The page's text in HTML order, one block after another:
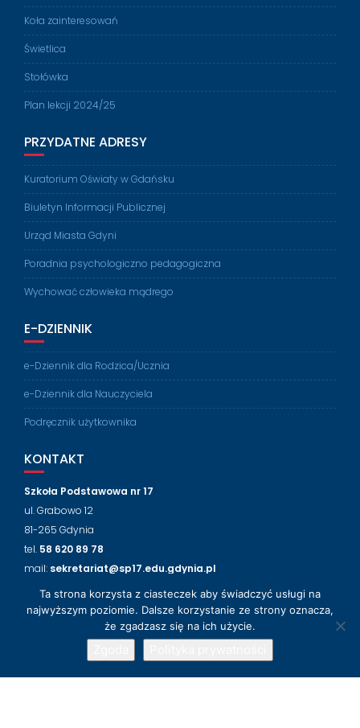
Koła zainteresowań
Świetlica
Stołówka
Plan lekcji 2024/25
PRZYDATNE ADRESY
Kuratorium Oświaty w Gdańsku
Biuletyn Informacji Publicznej
Urząd Miasta Gdyni
Poradnia psychologiczno pedagogiczna
Wychować człowieka mądrego
E-DZIENNIK
e-Dziennik dla Rodzica/Ucznia
e-Dziennik dla Nauczyciela
Podręcznik użytkownika
KONTAKT
Szkoła Podstawowa nr 17
ul. Grabowo 12
81-265 Gdynia
tel. 58 620 89 78
mail: sekretariat@sp17.edu.gdynia.pl
NASZ FACEBOOK
Ta strona korzysta z ciasteczek aby świadczyć usługi na
najwyższym poziomie. Dalsze korzystanie ze strony oznacza,
że zgadzasz się na ich użycie.